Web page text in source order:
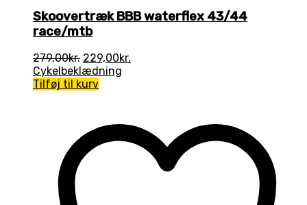
Skoovertræk BBB waterflex 43/44
race/mtb
279,00kr. Den
oprindelige
pris
229,00kr.
Cykelbeklædning
Tilføj til kurv